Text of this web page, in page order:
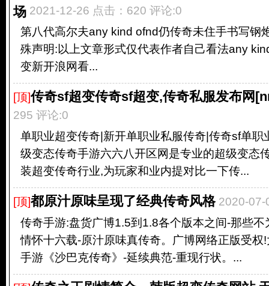
场 2021-12-26 点击：620 评论:0
第八代高尔夫any kind ofnd仍传奇未住手书写钢
殊声明:以上文章形式仅代表作者自己看法any
变新开浪网看...
[顶]传奇sf超变传奇sf超变,传奇私服发布网
295 评论:0
单职业超变传奇|新开单职业私服传奇|传奇sf单职
级变态传奇手游六六八开区网是专业的超级变态
装超变传奇行业,为玩家和业内提对比一下传...
[顶]都原汁原味呈现了经典传奇风格 2020-07-
传奇手游:盘货广博1.5到1.8各个版本之间-那些
情怀十六载-原汁原味真传奇。广博网络正版受权
手游《沙巴克传奇》-延续典范-重现行状。...